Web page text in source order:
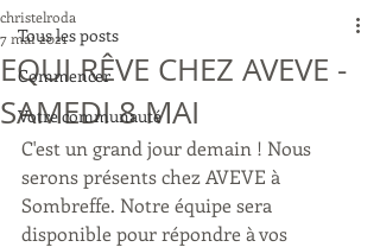
Tous les posts
Commencer
Votre communauté
EQUI RÊVE CHEZ AVEVE -
SAMEDI 8 MAI
christelroda
7 mai 2021
C'est un grand jour demain ! Nous
serons présents chez AVEVE à
Sombreffe. Notre équipe sera
disponible pour répondre à vos